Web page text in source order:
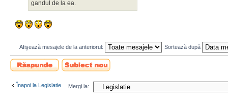
gandul de la ea.
Afişează mesajele de la anteriorul: Sortează după
Scrie un răspuns
Scrie un subiect
nou
Înapoi la Legislatie Mergi la: